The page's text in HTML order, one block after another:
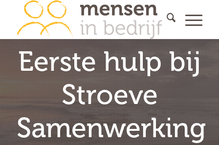
Eerste hulp bij
Stroeve
Samenwerking